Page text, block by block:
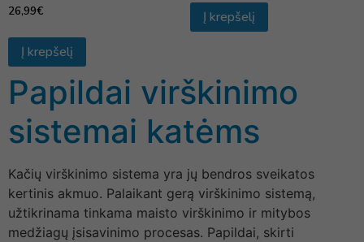
26,99€
Į krepšelį
Į krepšelį
Papildai virškinimo
sistemai katėms
Kačių virškinimo sistema yra jų bendros sveikatos
kertinis akmuo. Palaikant gerą virškinimo sistemą,
užtikrinama tinkama maisto virškinimo ir mitybos
medžiagų įsisavinimo procesas. Papildai, skirti